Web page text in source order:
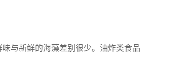
与新鲜的海藻差别很少。油炸类食品